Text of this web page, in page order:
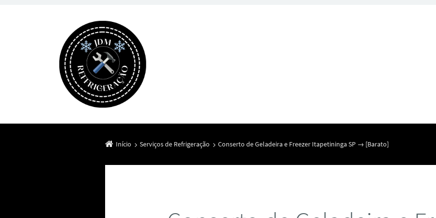
Início Serviços de Refrigeração Conserto de Geladeira e Freezer Itapetininga SP → [Barato]